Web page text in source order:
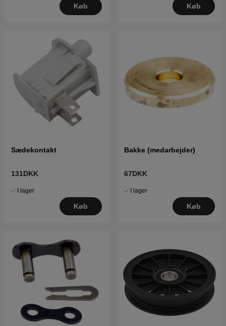
Køb Køb
Sædekontakt
131DKK
I lager
Køb
Bakke (medarbejder)
67DKK
I lager
Køb